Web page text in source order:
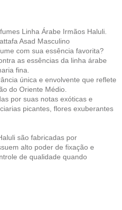
Linha Árabe Irmãos Haluli.
Asad Masculino
com sua essência favorita?
as essências da linha árabe
fina.
única e envolvente que reflete
do Oriente Médio.
por suas notas exóticas e
picantes, flores exuberantes
são fabricadas por
alto poder de fixação e
de qualidade quando